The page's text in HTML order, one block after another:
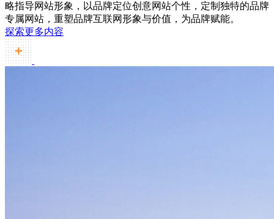
略指导网站形象，以品牌定位创意网站个性，定制独特的品牌
专属网站，重塑品牌互联网形象与价值，为品牌赋能。
探索更多内容